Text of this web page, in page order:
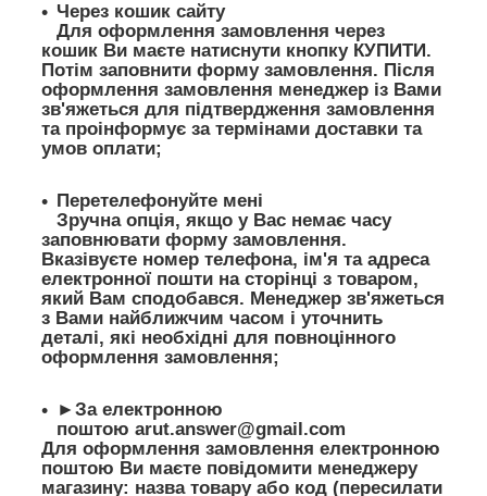
Через кошик сайту
Для оформлення замовлення через
кошик Ви маєте натиснути кнопку КУПИТИ.
Потім заповнити форму замовлення. Після
оформлення замовлення менеджер із Вами
зв'яжеться для підтвердження замовлення
та проінформує за термінами доставки та
умов оплати;
Перетелефонуйте мені
Зручна опція, якщо у Вас немає часу
заповнювати форму замовлення.
Вказівуєте номер телефона, ім'я та адреса
електронної пошти на сторінці з товаром,
який Вам сподобався. Менеджер зв'яжеться
з Вами найближчим часом і уточнить
деталі, які необхідні для повноцінного
оформлення замовлення;
►За електронною
поштою arut.answer@gmail.com
Для оформлення замовлення електронною
поштою Ви маєте повідомити менеджеру
магазину: назва товару або код (пересилати